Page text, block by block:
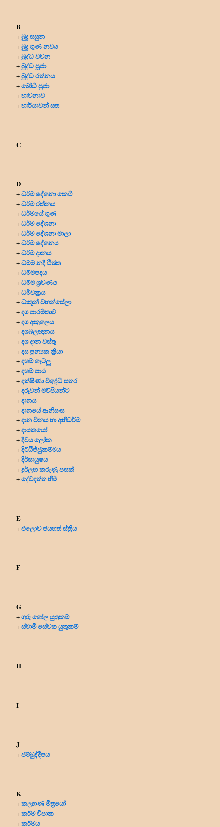
B
+බුදු සසුන
+බුදු ගුණ නවය
+බුද්ධ වචන
+බුද්ධ පූජා
+බුද්ධ රත්නය
+බෝධි පූජා
+භාවනාව
+භාර්යාවන් සත
C
D
+ධර්ම දේශනා කෙටි
+ධර්ම රත්නය
+ධර්මයේ ගුණ
+ධර්ම දේශනා
+ධර්ම දේශනා මාලා
+ධර්ම දේශනය
+ධර්ම දානය
+ධම්ම නදී ථිත්ත
+ධම්මපදය
+ධම්ම ශ්‍රවණය
+ධර්‍මචක්‍රය
+ධාතූන් වහන්සේලා
+දශ පාරමිතාව
+දශ අකුශලය
+දශබලඥානය
+දශ දාන වස්තු
+දස පුන්‍යක ක්‍රියා
+දහම් ගැටලු
+දහම් පාඨ
+දක්ෂිණා විශුද්ධි සතර
+දරුවන් මව්පියන්ට
+දානය
+දානයේ ආනිසංස
+දාන විනය හා අභිධර්ම
+දායකයෝ
+දිවය ලෝක
+දිට්ඨිජ්ජුකම්මය
+දීර්ඝායුෂය
+දුර්ලභ කරුණු පසක්
+දේවදත්ත හිමි
E
+එලොව ජයහත් ස්ත්‍රිය
F
G
+ගුරු ගෝල යුතුකම්
+ස්වාමි සේවක යුතුකම්
H
I
J
+ජම්බුද්දීපය
K
+කල්‍යාණ මිත්‍රයෝ
+කර්ම විපාක
+කර්මය